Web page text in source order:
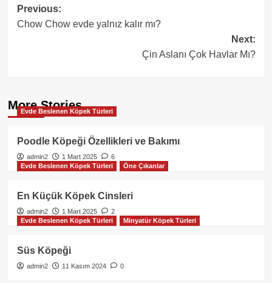
Post
navigation
Previous:
Chow Chow evde yalnız kalır mı?
Next:
Çin Aslanı Çok Havlar Mı?
More Stories
Evde Beslenen Köpek Türleri
Poodle Köpeği Özellikleri ve Bakımı
admin2 1 Mart 2025
6
Evde Beslenen Köpek Türleri
Öne Çıkanlar
En Küçük Köpek Cinsleri
admin2 1 Mart 2025
2
Evde Beslenen Köpek Türleri
Minyatür Köpek Türleri
Süs Köpeği
admin2 11 Kasım 2024 0